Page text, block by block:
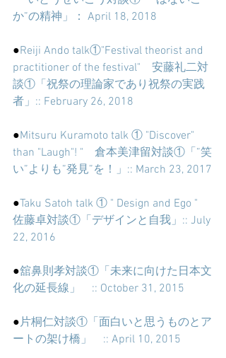
か”の精神」： April 18, 2018
●Reiji Ando talk①"Festival theorist and
practitioner of the festival"　安藤礼二対
談①「祝祭の理論家であり祝祭の実践
者」:: February 26, 2018
●Mitsuru Kuramoto talk ① "Discover"
than "Laugh"! "　倉本美津留対談①「”笑
い”よりも”発見”を！」:: March 23, 2017
●Taku Satoh talk ① " Design and Ego "
佐藤卓対談①「デザインと自我」:: July
22, 2016
●舘鼻則孝対談①「未来に向けた日本文
化の延長線」　:: October 31, 2015
●片桐仁対談①「面白いと思うものとア
ートの架け橋」　:: April 10, 2015